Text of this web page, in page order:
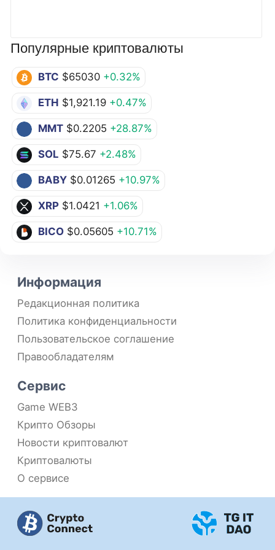
Популярные криптовалюты
BTC $65030 +0.32%
ETH $1,921.19 +0.47%
MMT $0.2205 +28.87%
SOL $75.67 +2.48%
BABY $0.01265 +10.97%
XRP $1.0421 +1.06%
BICO $0.05605 +10.71%
Информация
Редакционная политика
Политика конфиденциальности
Пользовательское соглашение
Правообладателям
Сервис
Game WEB3
Крипто Обзоры
Новости криптовалют
Криптовалюты
О сервисе